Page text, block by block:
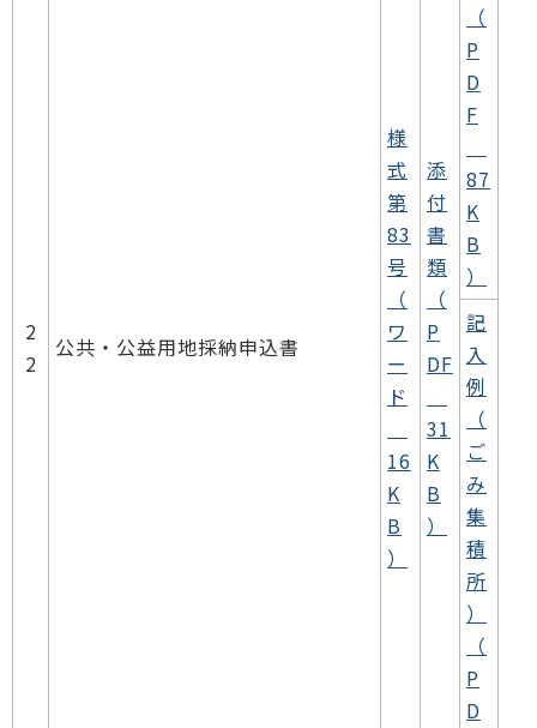
2
2
公共・公益用地採納申込書
様
式
第
83
号
（
ワ
ー
ド
16
K
B
）
添
付
書
類
（
P
DF
31
K
B
）
（
P
D
F
87
K
B
）
記
入
例
（
ご
み
集
積
所
）
（
P
D